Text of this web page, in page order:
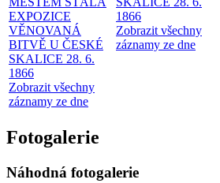
EXPOZICE
VĚNOVANÁ
BITVĚ U ČESKÉ
SKALICE 28. 6.
1866
Zobrazit všechny
záznamy ze dne
1866
Zobrazit všechny
záznamy ze dne
Fotogalerie
Náhodná fotogalerie